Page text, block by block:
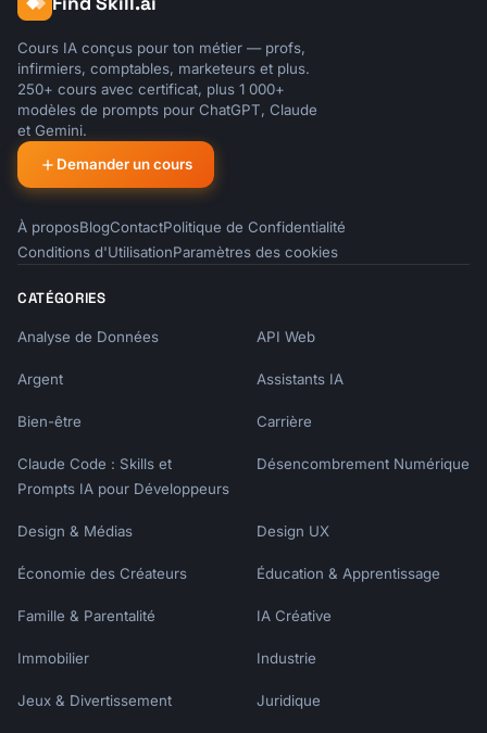
Author(s). "Title of Article." Title of
Journal, vol. #, no. #, Year, pp. #-#. DOI.
In-text: (Author 45)
```
```
Author. "Title of Page." Title of Website,
"Title of Page." Title of Website, Publisher,
Day Month Year, URL.
In-text: (Author) or ("Title")
#### Article from Database
Author(s). "Title of Article." Title of
Journal, vol. #, no. #, Year, pp. #-#.
Database Name, DOI or URL.
```
## Chicago Style
### Notes-Bibliography Format
Cours IA conçus pour ton métier — profs,
infirmiers, comptables, marketeurs et plus.
250+ cours avec certificat, plus 1 000+
modèles de prompts pour ChatGPT, Claude
et Gemini.
Demander un cours
À proposBlogContactPolitique de Confidentialité
Conditions d'UtilisationParamètres des cookies
CATÉGORIES
Analyse de Données API Web
Argent Assistants IA
Bien-être Carrière
Claude Code : Skills et
Prompts IA pour Développeurs
Désencombrement Numérique
Design & Médias Design UX
Économie des Créateurs Éducation & Apprentissage
Famille & Parentalité IA Créative
Immobilier Industrie
Jeux & Divertissement Juridique